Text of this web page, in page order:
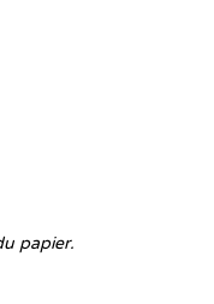
papier.